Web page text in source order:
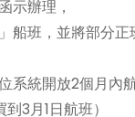
示辦理，
船班，並將部分正
系統開放2個月內
3月1日航班）